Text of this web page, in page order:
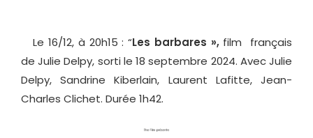
Le 16/12, à 20h15 : “Les barbares »,film français
de Julie Delpy, sorti le 18 septembre 2024. Avec Julie
Delpy, Sandrine Kiberlain, Laurent Lafitte, Jean-
Charles Clichet. Durée 1h42.